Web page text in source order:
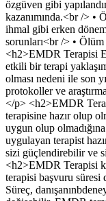
özgüven gibi
kazanımında.<br /> •
ihmal gibi erken
sorunları<br /> • Ölüm
<h2>EMDR Terapisi
etkili bir terapi
olması nedeni ile son
protokoller ve
</p> <h2>EMDR
terapisine hazır olup
uygun olup
uygulayan terapist
sizi güçlendirebilir ve
<h2>EMDR Terapisi
terapisi başvuru süresi
Süreç,